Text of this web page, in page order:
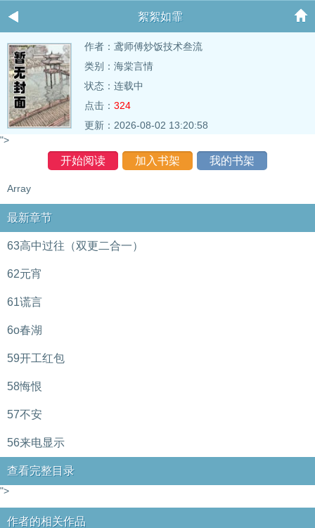
絮絮如霏
作者： 鸢师傅炒饭技术叁流
类别：海棠言情
状态：连载中
点击： 324
更新：2026-08-02 13:20:58
">
开始阅读 加入书架 我的书架
Array
最新章节
63高中过往（双更二合一）
62元宵
61谎言
6o春湖
59开工红包
58悔恨
57不安
56来电显示
查看完整目录
">
作者的相关作品